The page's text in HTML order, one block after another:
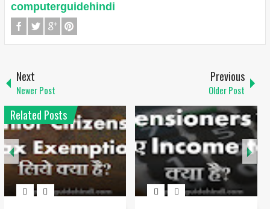
computerguidehindi
Next
Newer Post
Previous
Older Post
Related Posts